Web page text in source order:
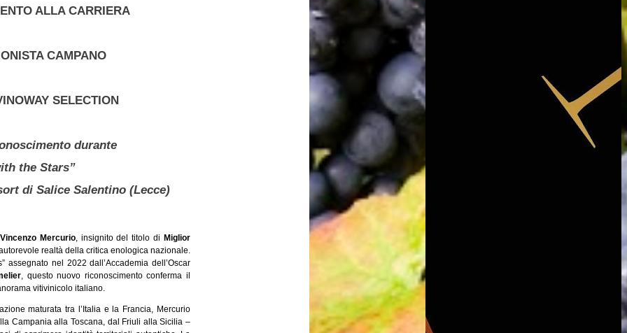
ALLA CARRIERA
CAMPANO
SELECTION
durante
the Stars”
di Salice Salentino (Lecce)
Vincenzo Mercurio, insignito del titolo di Miglior
realtà della critica enologica nazionale.
assegnato nel 2022 dall’Accademia dell’Oscar
, questo nuovo riconoscimento conferma il
vitivinicolo italiano.
maturata tra l’Italia e la Francia, Mercurio
Campania alla Toscana, dal Friuli alla Sicilia –